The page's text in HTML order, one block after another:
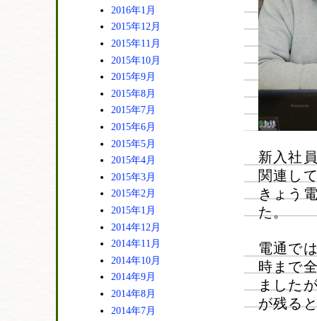
2016年1月
2015年12月
2015年11月
2015年10月
2015年9月
2015年8月
2015年7月
2015年6月
2015年5月
2015年4月
2015年3月
2015年2月
2015年1月
2014年12月
2014年11月
2014年10月
2014年9月
2014年8月
2014年7月
新入社
関連し
きょう
た。
電通で
時まで
ました
が残る